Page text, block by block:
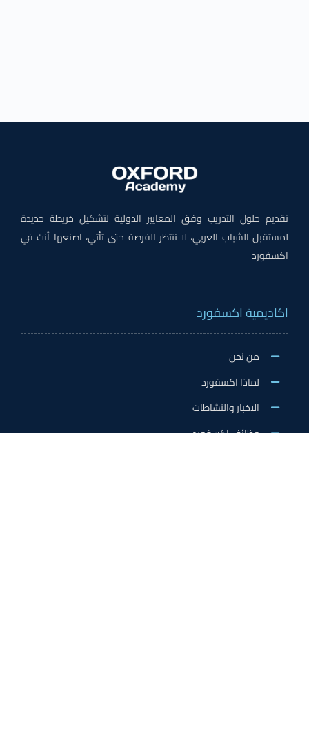
تقديم حلول التدريب وفق المعايير الدولية لتشكيل خريطة جديدة
لمستقبل الشباب العربي، لا تنتظر الفرصة حتى تأتي، اصنعها أنت في
اكسفورد
اكاديمية اكسفورد
من نحن
لماذا اكسفورد
الاخبار والنشاطات
وظائف اكسفورد